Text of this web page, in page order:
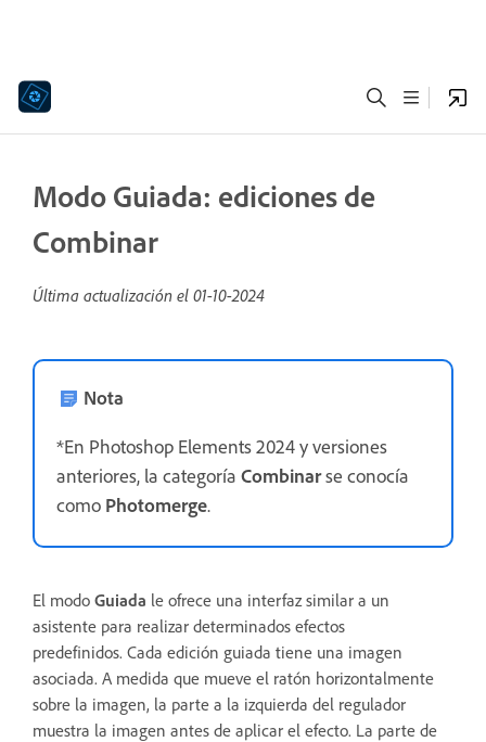
Modo Guiada: ediciones de
Combinar
Última actualización el 01-10-2024
Nota
*En Photoshop Elements 2024 y versiones
anteriores, la categoría Combinarse conocía
como Photomerge.
El modo Guiada le ofrece una interfaz similar a un
asistente para realizar determinados efectos
predefinidos. Cada edición guiada tiene una imagen
asociada. A medida que mueve el ratón horizontalmente
sobre la imagen, la parte a la izquierda del regulador
muestra la imagen antes de aplicar el efecto. La parte de